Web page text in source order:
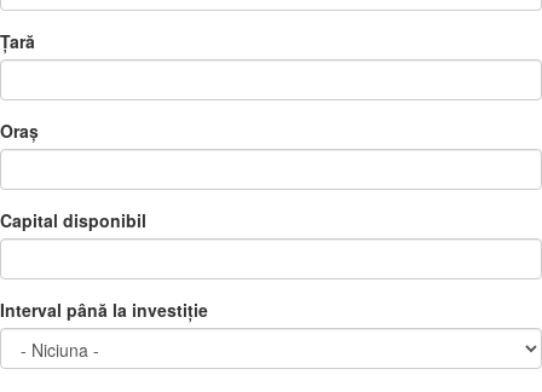
Țară
Oraș
Capital disponibil
Interval până la investiție